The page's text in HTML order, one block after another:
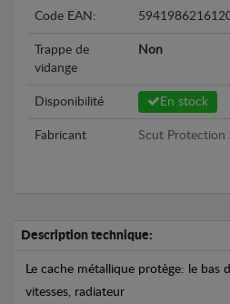
Code EAN:
Trappe de
vidange
Non
Disponibilité En stock
Fabricant Scut Protection
Description technique:
Le cache métallique protège: le bas
vitesses, radiateur